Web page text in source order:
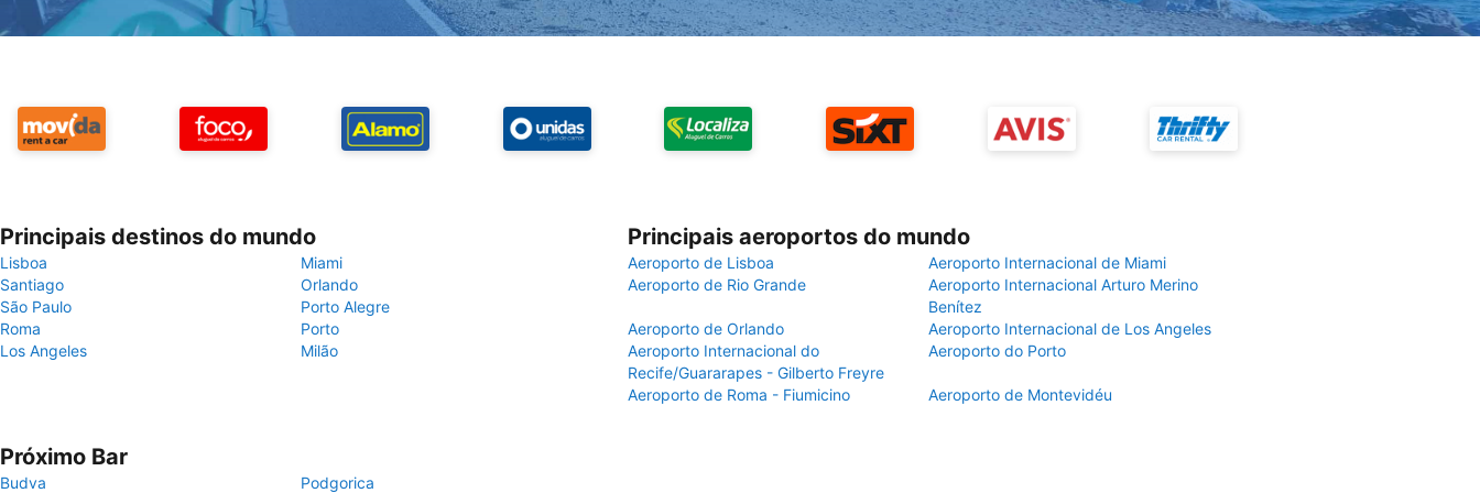
Principais destinos do mundo
Lisboa
Miami
Santiago
Orlando
São Paulo
Porto Alegre
Roma
Porto
Los Angeles
Milão
Principais aeroportos do mundo
Aeroporto de Lisboa
Aeroporto Internacional de Miami
Aeroporto de Rio Grande
Aeroporto Internacional Arturo Merino
Benítez
Aeroporto de Orlando
Aeroporto Internacional de Los Angeles
Aeroporto Internacional do
Recife/Guararapes - Gilberto Freyre
Aeroporto do Porto
Aeroporto de Roma - Fiumicino Aeroporto de Montevidéu
Próximo Bar
Budva Podgorica